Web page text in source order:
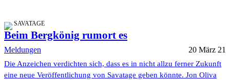
SAVATAGE
Beim Bergkönig rumort es
Meldungen 20 März 21
Die Anzeichen verdichten sich, dass es in nicht allzu ferner Zukunft
eine neue Veröffentlichung von Savatage geben könnte. Jon Oliva